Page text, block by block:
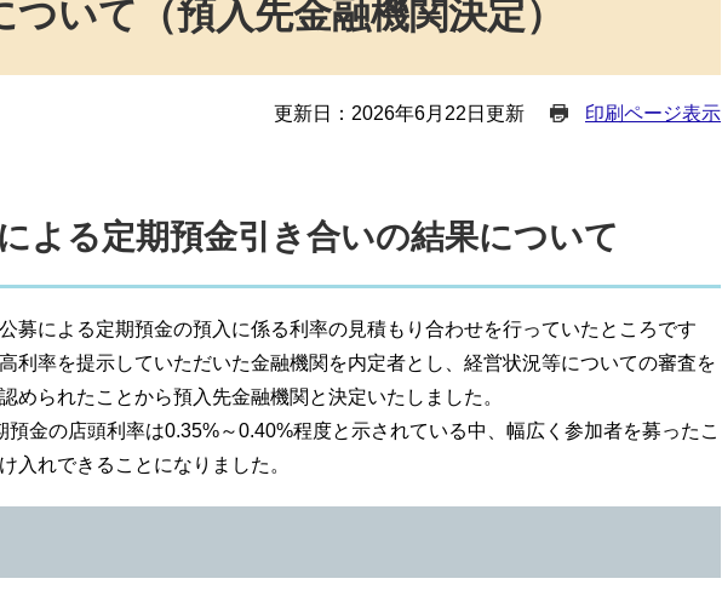
ついて（預入先金融機関決定）
更新日：2026年6月22日更新 印刷ページ表示
よる定期預金引き合いの結果について
募による定期預金の預入に係る利率の見積もり合わせを行っていたところです
利率を提示していただいた金融機関を内定者とし、経営状況等についての審査を
められたことから預入先金融機関と決定いたしました。
金の店頭利率は0.35%～0.40%程度と示されている中、幅広く参加者を募ったこ
入れできることになりました。